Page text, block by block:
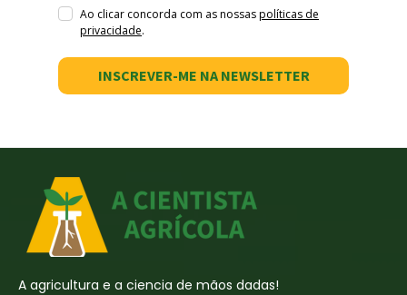
Ao clicar concorda com as nossaspolíticas de
privacidade.
INSCREVER-ME NA NEWSLETTER
A agricultura e a ciencia de mãos dadas!